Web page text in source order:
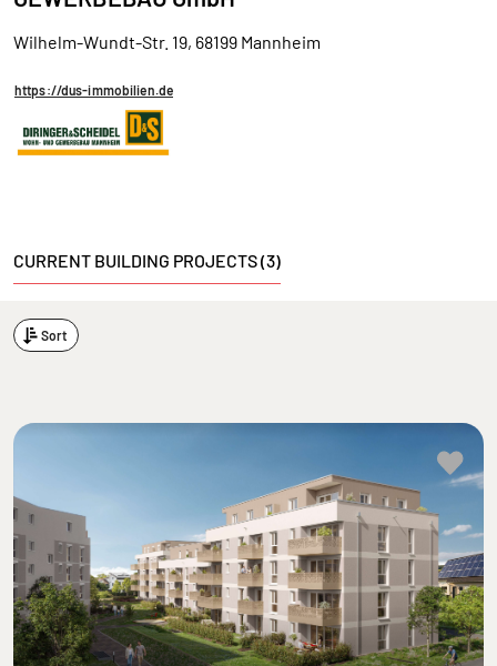
Wilhelm-Wundt-Str. 19, 68199 Mannheim
https://dus-immobilien.de
CURRENT BUILDING PROJECTS (3)
Sort